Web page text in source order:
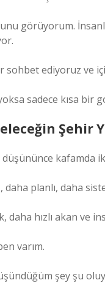
görüyorum.
sohbet ediyoruz ve
sadece kısa bir
Şehir
düşününce kafamda
daha planlı, daha
daha hızlı akan ve
varım.
şey şu